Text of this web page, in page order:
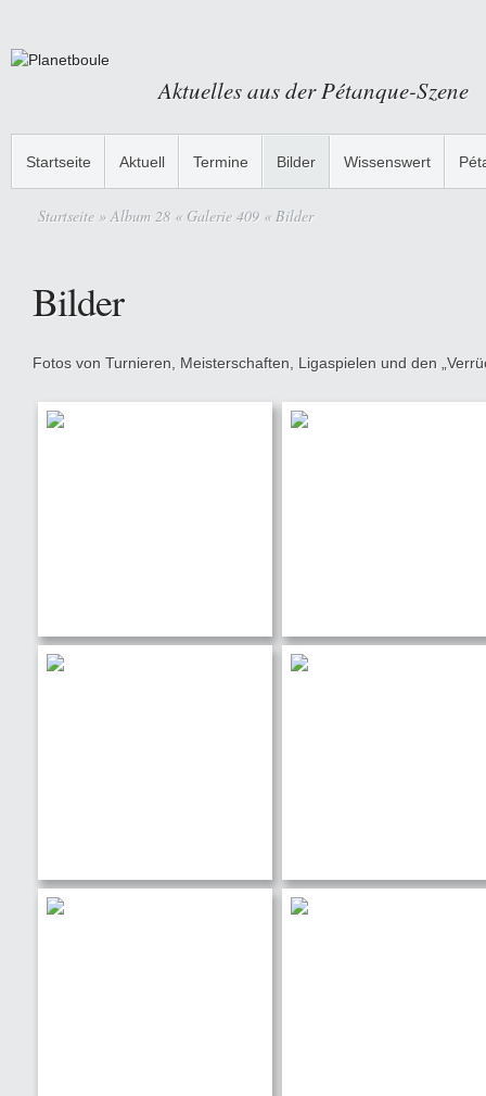
Aktuelles aus der Pétanque-Szene
Startseite Aktuell Termine Bilder Wissenswert
Startseite » Album 28 « Galerie 409 « Bilder
Bilder
Fotos von Turnieren, Meisterschaften, Ligaspielen und den